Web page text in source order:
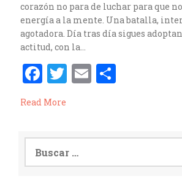
corazón no para de luchar para que
energía a la mente. Una batalla,
agotadora. Día tras día sigues
actitud, con la…
F
a
ce
b
o
o
T
te
r
E
l p
ti
Read More